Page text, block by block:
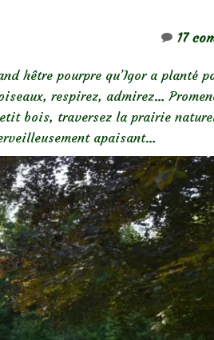
17
hêtre pourpre qu’Igor a planté
respirez, admirez…
bois, traversez la prairie
apaisant…